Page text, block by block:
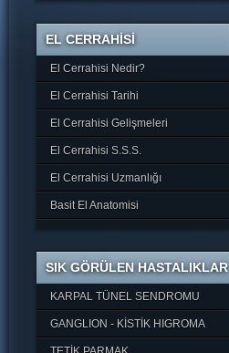
EL CERRAHİSİ
El Cerrahisi Nedir?
El Cerrahisi Tarihi
El Cerrahisi Gelişmeleri
El Cerrahisi S.S.S.
El Cerrahisi Uzmanlığı
Basit El Anatomisi
SIK GÖRÜLEN HASTALIKLAR
KARPAL TÜNEL SENDROMU
GANGLION - KİSTİK HIGROMA